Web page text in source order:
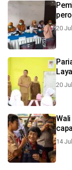
20
20
14